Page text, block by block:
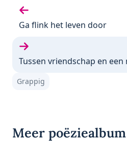
Vorige gedicht:
Ga flink het leven door
Volgende gedicht:
Tussen vriendschap en een
Grappig
Meer